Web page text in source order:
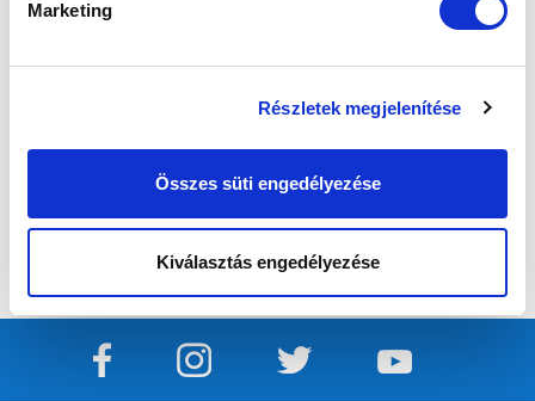
Marketing
Részletek megjelenítése
Összes süti engedélyezése
Kiválasztás engedélyezése